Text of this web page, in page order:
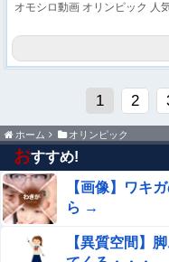
オモシロ動画 オリンピック 人
1 2
ホーム オリンピック
おすすめ!
【画像】ワキ
ら →
【異質空間】